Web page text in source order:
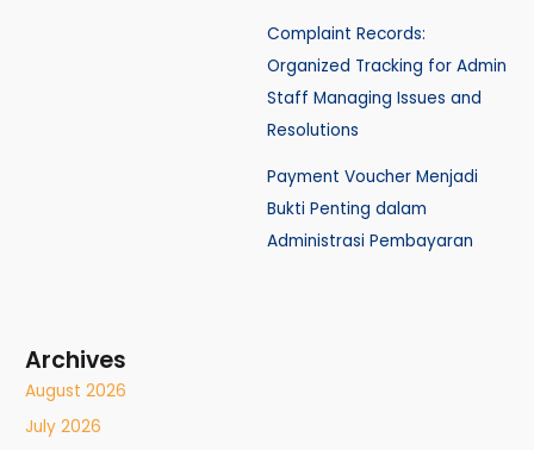
Complaint Records:
Organized Tracking for Admin
Staff Managing Issues and
Resolutions
Payment Voucher Menjadi
Bukti Penting dalam
Administrasi Pembayaran
Archives
August 2026
July 2026